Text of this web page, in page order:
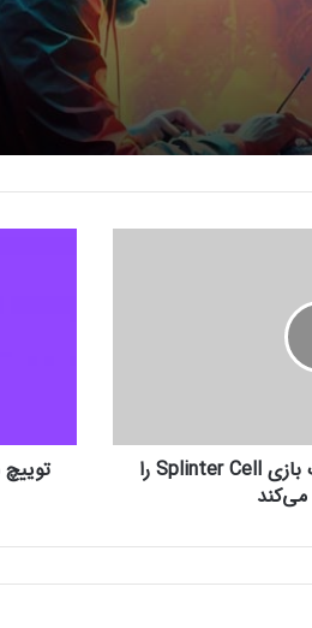
یوبیسافت داستان ریمیک بازی Splinter Cell را
می‌کند
پ
ر